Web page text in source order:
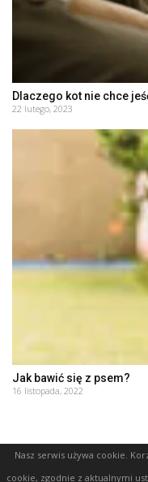
Dlaczego kot nie chce
22 lutego, 2023
Jak bawić się z psem?
16 listopada, 2022
Nasz serwis używa cookie.
cookie, zgodnie z aktualnymi